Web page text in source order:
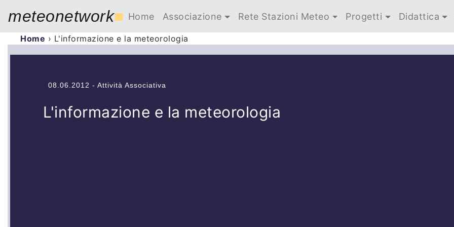
meteonetwork■ Home Associazione Rete Stazioni Meteo Progetti Didattica
Home › L'informazione e la meteorologia
08.06.2012 - Attività Associativa
L'informazione e la meteorologia